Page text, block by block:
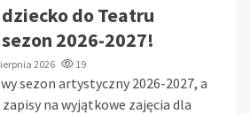
do Teatru
2026-2027!
2026 19
sezon artystyczny 2026-2027, a
na wyjątkowe zajęcia dla